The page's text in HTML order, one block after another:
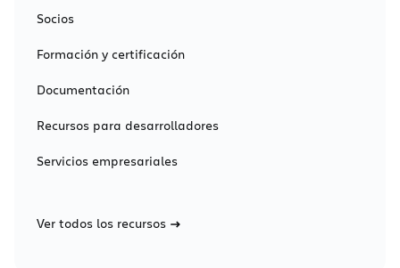
Socios
Formación y certificación
Documentación
Recursos para desarrolladores
Servicios empresariales
Ver todos los recursos